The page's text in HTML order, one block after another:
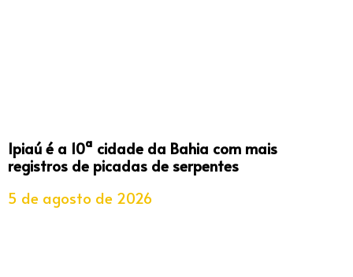
Ipiaú é a 10ª cidade da Bahia com mais
registros de picadas de serpentes
5 de agosto de 2026